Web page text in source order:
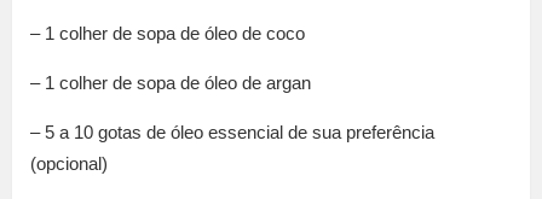
– 1 colher de sopa de óleo de coco
– 1 colher de sopa de óleo de argan
– 5 a 10 gotas de óleo essencial de sua preferência
(opcional)